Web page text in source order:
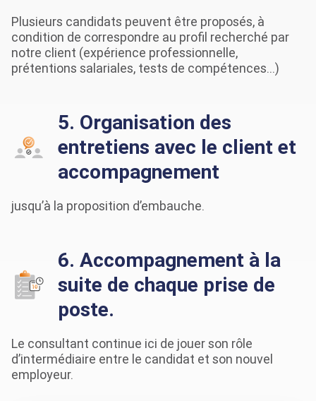
Plusieurs candidats peuvent être proposés, à
condition de correspondre au profil recherché par
notre client (expérience professionnelle,
prétentions salariales, tests de compétences…)
5. Organisation des
entretiens avec le client et
accompagnement
jusqu’à la proposition d’embauche.
6. Accompagnement à la
suite de chaque prise de
poste.
Le consultant continue ici de jouer son rôle
d’intermédiaire entre le candidat et son nouvel
employeur.